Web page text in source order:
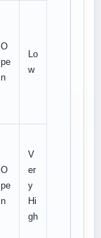
O
pe
n
Lo
w
O
pe
n
V
er
y
Hi
gh